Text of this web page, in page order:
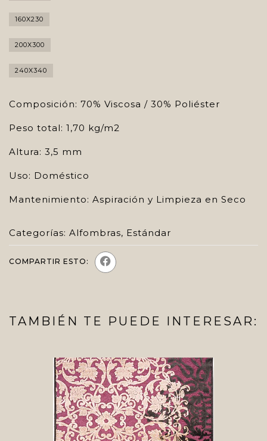
160X230
200X300
240X340
Composición: 70% Viscosa / 30% Poliéster
Peso total: 1,70 kg/m2
Altura: 3,5 mm
Uso: Doméstico
Mantenimiento: Aspiración y Limpieza en Seco
Categorías: Alfombras, Estándar
COMPARTIR ESTO:
TAMBIÉN TE PUEDE INTERESAR: